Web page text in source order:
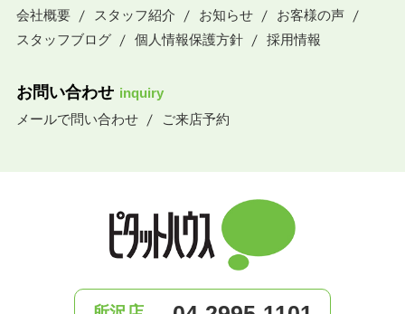
会社概要
スタッフ紹介 お知らせ
お客様の声
スタッフブログ
個人情報保護方針 採用情報
お問い合わせ inquiry
メールで問い合わせ
ご来店予約